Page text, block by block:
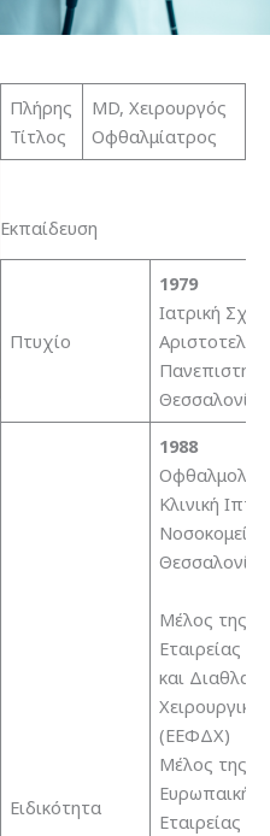
Πλήρης
Τίτλος
MD, Χειρουργός
Οφθαλμίατρος
Εκπαίδευση
Πτυχίο
1979
Ιατρική
Ειδικότητα
1988
Κλινική
Νοσοκομείου
Μέλος της
Εταιρείας
και
Χειρουργικής
(ΕΕΦΔΧ)
Μέλος της
Ευρωπαικής
Εταιρείας